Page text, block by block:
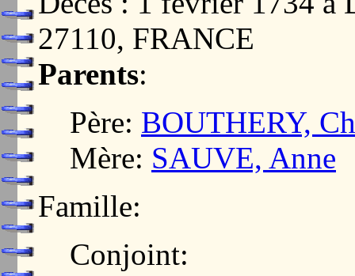
27110, FRANCE
Parents:
Père: BOUTHERY,
Mère: SAUVE, Anne
Famille:
Conjoint: